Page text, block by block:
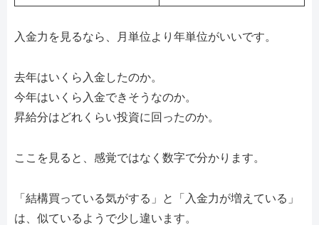
入金力を見るなら、月単位より年単位がいいです。
去年はいくら入金したのか。
今年はいくら入金できそうなのか。
昇給分はどれくらい投資に回ったのか。
ここを見ると、感覚ではなく数字で分かります。
「結構買っている気がする」と「入金力が増えている」
は、似ているようで少し違います。